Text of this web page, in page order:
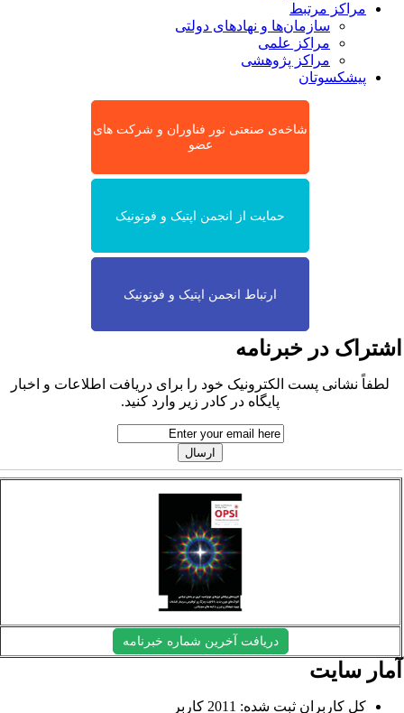
مراکز مرتبط
سازمان‌ها و نهادهای دولتی
مراکز علمی
مراکز پژوهشی
پیشکسوتان
شاخه‌ی صنعتی نور فناوران و شرکت های
عضو
حمایت از انجمن اپتیک و فوتونیک
ارتباط انجمن اپتیک و فوتونیک
در خبرنامه
لطفاً نشانی پست الکترونیک خود را برای دریافت اطلاعات و اخبار
پایگاه در کادر زیر وارد کنید.
دریافت آخرین شماره خبرنامه
سایت
کل کاربران ثبت شده: 2011 کاربر